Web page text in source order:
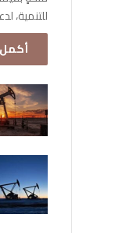
للتنمية،
أكمل